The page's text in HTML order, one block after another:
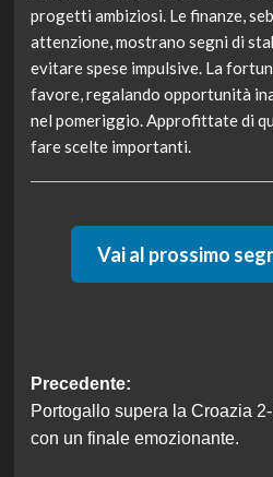
progetti ambiziosi. Le finanze,
attenzione, mostrano segni di
evitare spese impulsive. La
favore, regalando opportunità
nel pomeriggio. Approfittate di
fare scelte importanti.
Vai al prossimo
Navigazione
articolo
Precedente:
Portogallo supera la Croazia
con un finale emozionante.